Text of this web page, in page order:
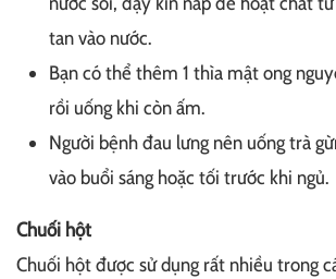
tan vào nước.
Bạn có thể thêm 1 thìa mật ong
rồi uống khi còn ấm.
Người bệnh đau lưng nên uống trà
vào buổi sáng hoặc tối trước khi ngủ.
Chuối hột
Chuối hột được sử dụng rất nhiều trong